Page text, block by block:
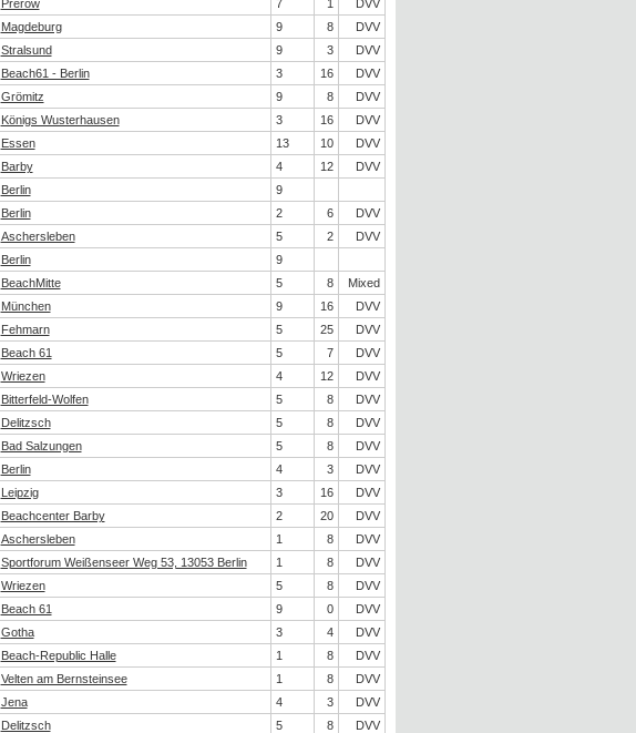
Prerow 7 1
DVV
Magdeburg 9 8
DVV
Stralsund 9 3
DVV
Beach61 - Berlin 3 16
DVV
Grömitz 9 8
DVV
Königs Wusterhausen 3 16
DVV
Essen 13 10
DVV
Barby 4 12
DVV
Berlin
9
Berlin 2 6
DVV
Aschersleben 5 2
DVV
Berlin
9
BeachMitte 5 8
Mixed
München 9 16
DVV
Fehmarn 5 25
DVV
Beach 61 5 7
DVV
Wriezen 4 12
DVV
Bitterfeld-Wolfen 5 8
DVV
Delitzsch 5 8
DVV
Bad Salzungen 5 8
DVV
Berlin 4 3
DVV
Leipzig 3 16
DVV
Beachcenter Barby 2 20
DVV
Aschersleben 1 8
DVV
Sportforum Weißenseer Weg 53, 13053 Berlin 1 8
DVV
Wriezen 5 8
DVV
Beach 61 9 0
DVV
Gotha 3 4
DVV
Beach-Republic Halle 1 8
DVV
Velten am Bernsteinsee 1 8
DVV
Jena 4 3
DVV
Delitzsch 5 8
DVV